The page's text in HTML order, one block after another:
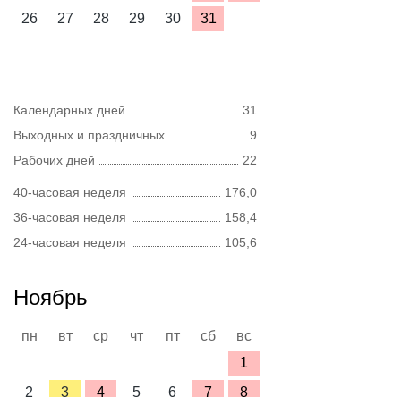
26
27 28 29 30 31
Календарных дней
31
Выходных и праздничных
9
Рабочих дней
22
40-часовая неделя
176,0
36-часовая неделя
158,4
24-часовая неделя
105,6
Ноябрь
пн вт ср чт пт сб
вс
1
2
3 4 5 6 7 8